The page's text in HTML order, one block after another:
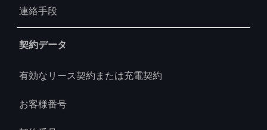
連絡手段
契約データ
有効なリース契約または充電契約
お客様番号